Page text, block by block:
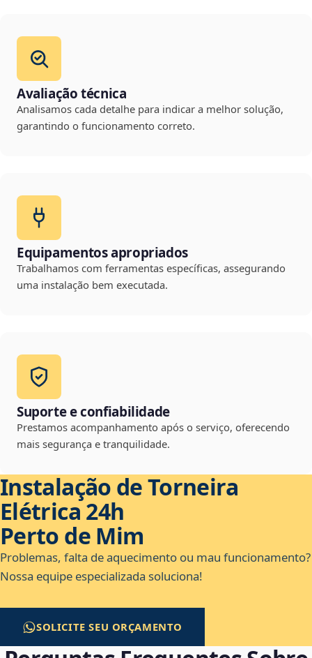
Avaliação técnica
Analisamos cada detalhe para indicar a melhor solução,
garantindo o funcionamento correto.
Equipamentos apropriados
Trabalhamos com ferramentas específicas, assegurando
uma instalação bem executada.
Suporte e confiabilidade
Prestamos acompanhamento após o serviço, oferecendo
mais segurança e tranquilidade.
Instalação de Torneira
Elétrica 24h
Perto de Mim
Problemas, falta de aquecimento ou mau funcionamento?
Nossa equipe especializada soluciona!
SOLICITE SEU ORÇAMENTO